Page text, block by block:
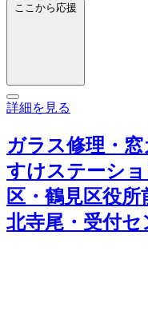
ここから応援
詳細を見る
ガラス修理・
すけステーシ
区・鶴見区役所
北寺尾・受付セ